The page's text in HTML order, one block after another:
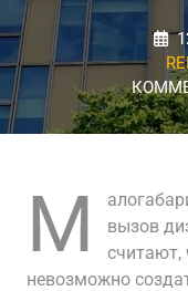
М
вызов
считают,
невозможно